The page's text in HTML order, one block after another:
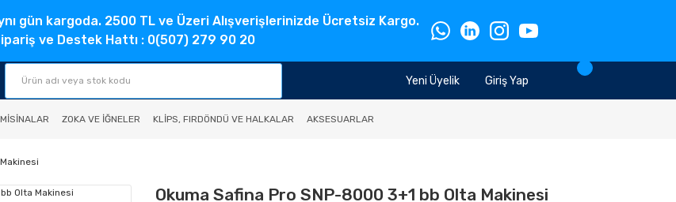
gün kargoda. 2500 TL ve Üzeri Alışverişlerinizde Ücretsiz Kargo.
ve Destek Hattı : 0(507) 279 90 20
Giriş Yap
Yeni Üyelik
MISINALAR ZOKA VE İĞNELER KLIPS, FIRDÖNDÜ VE HALKALAR AKSESUARLAR
Okuma Safina Pro SNP-8000 3+1 bb Olta Makinesi